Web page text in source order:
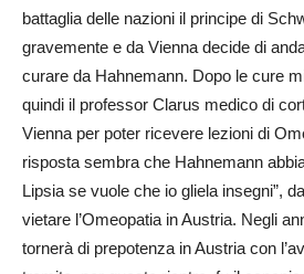
battaglia delle nazioni il principe di
gravemente e da Vienna decide di
curare da Hahnemann. Dopo le cure
quindi il professor Clarus medico di
Vienna per poter ricevere lezioni di
risposta sembra che Hahnemann
Lipsia se vuole che io gliela insegni”,
vietare l’Omeopatia in Austria. Negli
tornerà di prepotenza in Austria con